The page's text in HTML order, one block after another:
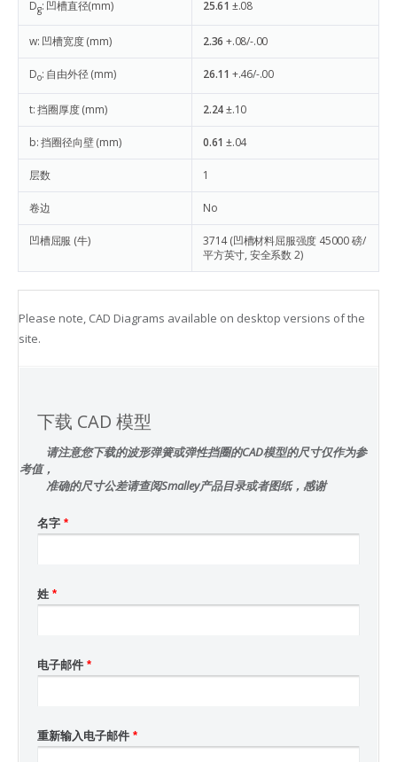
Dg: 凹槽直径(mm) 25.61 ±.08
w: 凹槽宽度 (mm) 2.36 +.08/-.00
Do: 自由外径 (mm) 26.11 +.46/-.00
t: 挡圈厚度 (mm) 2.24±.10
b: 挡圈径向壁 (mm) 0.61 ±.04
层数 1
卷边 No
凹槽屈服 (牛) 3714(凹槽材料屈服强度 45000 磅/
平方英寸, 安全系数 2)
Please note, CAD Diagrams available on desktop versions of the
site.
下载 CAD 模型
请注意您下载的波形弹簧或弹性挡圈的CAD模型的尺寸仅作为参
考值，
准确的尺寸公差请查阅Smalley产品目录或者图纸，感谢
名字 *
姓 *
电子邮件 *
重新输入电子邮件 *